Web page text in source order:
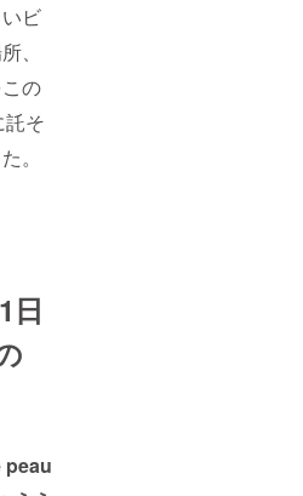
ビ
、
の
託そ
。
日
peau